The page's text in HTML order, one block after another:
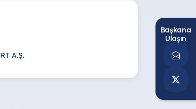
A.Ş.
Başkana
Ulaşın